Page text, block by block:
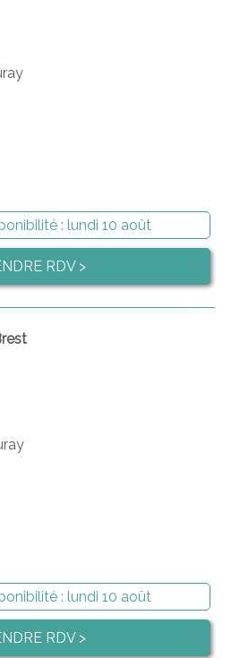
: lundi 10 août
RDV >
: lundi 10 août
RDV >